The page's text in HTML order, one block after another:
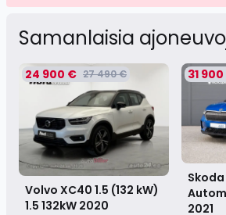
Samanlaisia
24 900 € 27 490 €
Volvo XC40 1.5 (132 kW)
1.5 132kW 2020
31
Skoda
2021